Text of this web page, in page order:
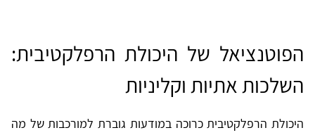
הפוטנציאל של היכולת הרפלקטיבית:
השלכות אתיות וקליניות
היכולת הרפלקטיבית כרוכה במודעות גוברת למורכבות של מה